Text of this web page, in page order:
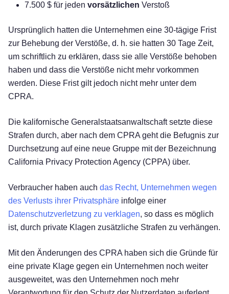
7.500 $ für jeden vorsätzlichen Verstoß
Ursprünglich hatten die Unternehmen eine 30-tägige Frist
zur Behebung der Verstöße, d. h. sie hatten 30 Tage Zeit,
um schriftlich zu erklären, dass sie alle Verstöße behoben
haben und dass die Verstöße nicht mehr vorkommen
werden. Diese Frist gilt jedoch nicht mehr unter dem
CPRA.
Die kalifornische Generalstaatsanwaltschaft setzte diese
Strafen durch, aber nach dem CPRA geht die Befugnis zur
Durchsetzung auf eine neue Gruppe mit der Bezeichnung
California Privacy Protection Agency (CPPA) über.
Verbraucher haben auch das Recht, Unternehmen wegen
des Verlusts ihrer Privatsphäre infolge einer
Datenschutzverletzung zu verklagen, so dass es möglich
ist, durch private Klagen zusätzliche Strafen zu verhängen.
Mit den Änderungen des CPRA haben sich die Gründe für
eine private Klage gegen ein Unternehmen noch weiter
ausgeweitet, was den Unternehmen noch mehr